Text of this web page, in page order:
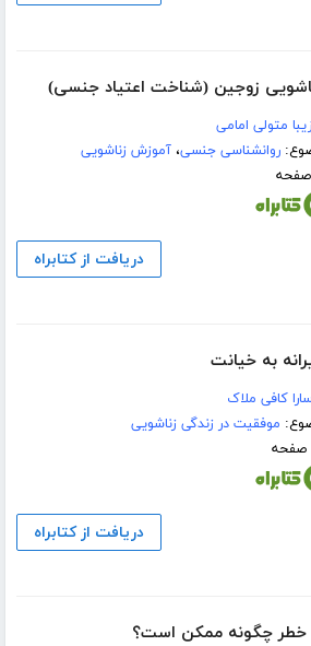
زوجین (شناخت اعتیاد جنسی)
متولی امامی
روانشناسی جنسی،آموزش زناشویی
دریافت از کتابراه
به خیانت
کافی ملاک
موفقیت در زندگی زناشویی
دریافت از کتابراه
خطر چگونه ممکن است؟